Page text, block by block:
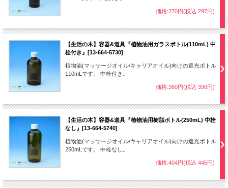
価格:270円(税込 297円)
【生活の木】容器&道具『植物油用ガラスボトル(110mL) 中
栓付き』[13-664-5730]
植物油(マッサージオイル/キャリアオイル)向けの遮光ボトル
110mLです。 中栓付き。
価格:360円(税込 396円)
【生活の木】容器&道具『植物油用樹脂ボトル(250mL) 中栓
なし』[13-664-5740]
植物油(マッサージオイル/キャリアオイル)向けの遮光ボトル
250mLです。 中栓なし。
価格:404円(税込 445円)